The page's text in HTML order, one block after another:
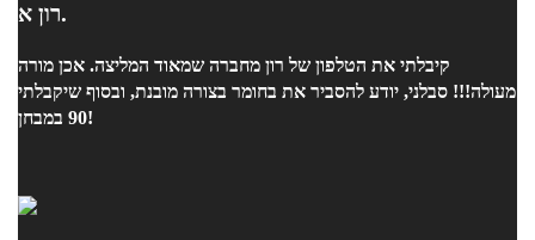
רון א.
קיבלתי את הטלפון של רון מחברה שמאוד המליצה. אכן מורה
מעולה!!! סבלני, יודע להסביר את בחומר בצורה מובנת, ובסוף שיקבלתי
90 במבחן!